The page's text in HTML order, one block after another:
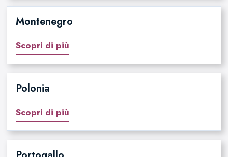
Montenegro
Scopri di più
Polonia
Scopri di più